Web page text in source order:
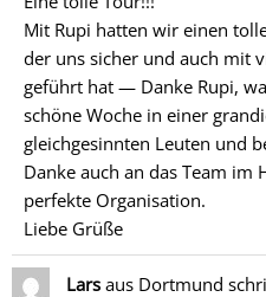
Mit Rupi hatten wir einen
der uns sicher und auch mit
geführt hat — Danke Rupi,
schöne Woche in einer
gleichgesinnten Leuten und
Danke auch an das Team
perfekte Organisation.
Liebe Grüße
Lars aus Dortmund